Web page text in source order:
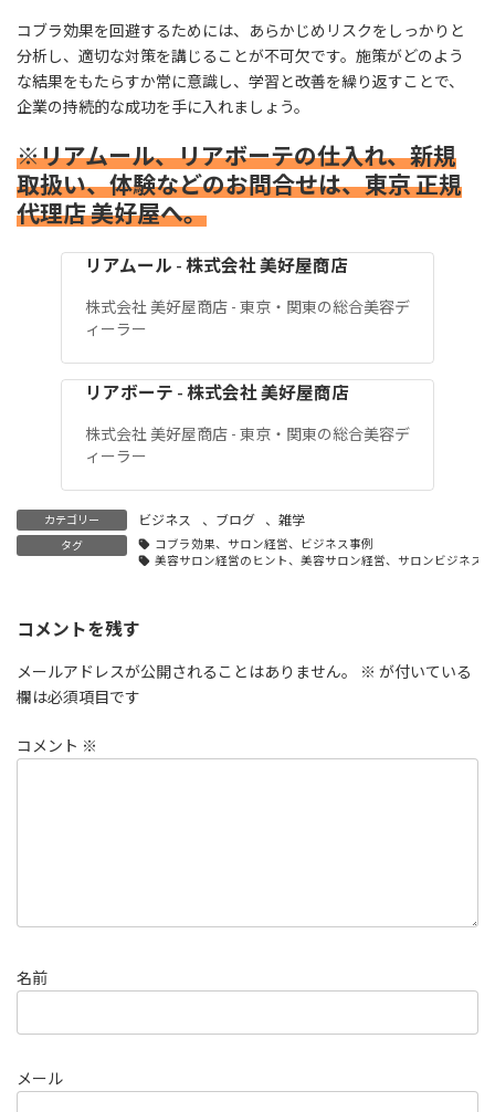
コブラ効果を回避するためには、あらかじめリスクをしっかりと
分析し、適切な対策を講じることが不可欠です。施策がどのよう
な結果をもたらすか常に意識し、学習と改善を繰り返すことで、
企業の持続的な成功を手に入れましょう。
※リアムール、リアボーテの仕入れ、新規
取扱い、体験などのお問合せは、東京 正規
代理店 美好屋へ。
リアムール - 株式会社 美好屋商店
株式会社 美好屋商店 - 東京・関東の総合美容デ
ィーラー
リアボーテ - 株式会社 美好屋商店
株式会社 美好屋商店 - 東京・関東の総合美容デ
ィーラー
カテゴリー ビジネス 、 ブログ 、雑学
タグ
コブラ効果、サロン経営、ビジネス事例
美容サロン経営のヒント、美容サロン経営、サロンビジネス
コメントを残す
メールアドレスが公開されることはありません。 ※ が付いている
欄は必須項目です
コメント ※
名前
メール